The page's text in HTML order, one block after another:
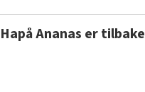
Hapå Ananas er tilbake